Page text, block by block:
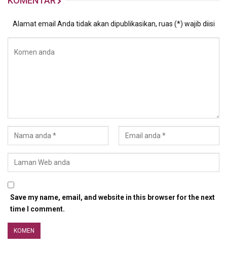
Alamat email Anda tidak akan dipublikasikan, ruas (*) wajib diisi
Save my name, email, and website in this browser for the next
time I comment.